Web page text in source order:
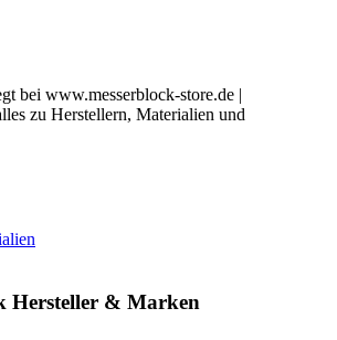
bei www.messerblock-store.de |
zu Herstellern, Materialien und
Hersteller & Marken